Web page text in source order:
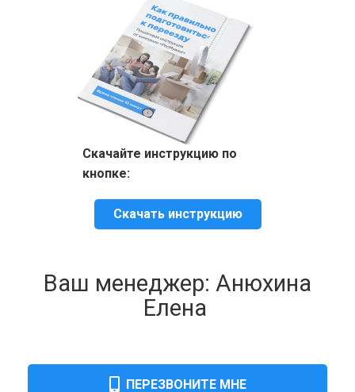
Скачайте инструкцию по
кнопке:
Скачать инструкцию
Ваш менеджер: Анюхина
Елена
ПЕРЕЗВОНИТЕ МНЕ